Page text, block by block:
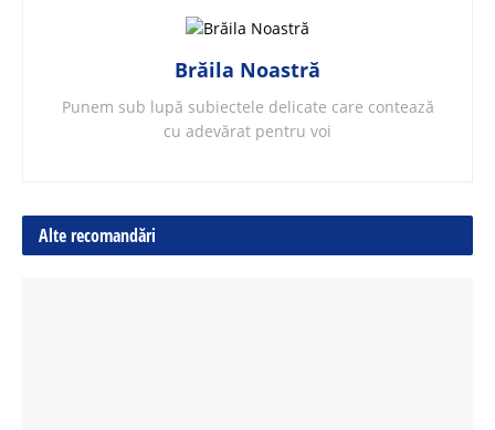
Brăila Noastră
Punem sub lupă subiectele delicate care contează
cu adevărat pentru voi
Alte recomandări